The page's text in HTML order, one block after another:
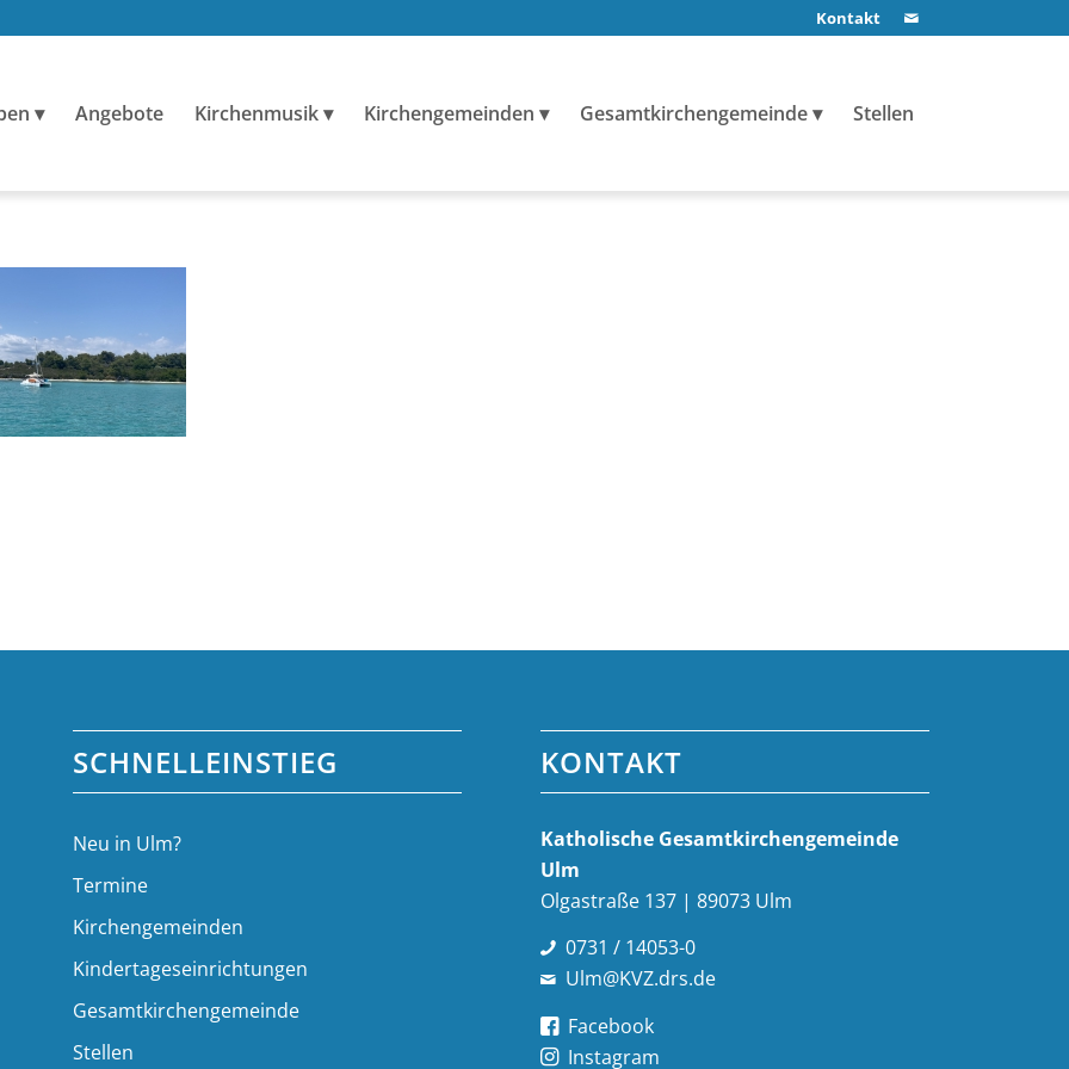
Kontakt
Angebote Kirchenmusik Kirchengemeinden Gesamtkirchengemeinde Stellen
SCHNELLEINSTIEG
Neu in Ulm?
Termine
Kirchengemeinden
Kindertageseinrichtungen
Gesamtkirchengemeinde
Stellen
KONTAKT
Katholische Gesamt­kirchen­gemeinde
Ulm
Olgastraße 137 | 89073 Ulm
0731 / 14053-0
Ulm@KVZ.drs.de
Facebook
Instagram